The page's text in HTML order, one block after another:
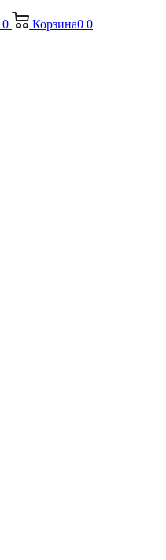
0 Корзина0 0